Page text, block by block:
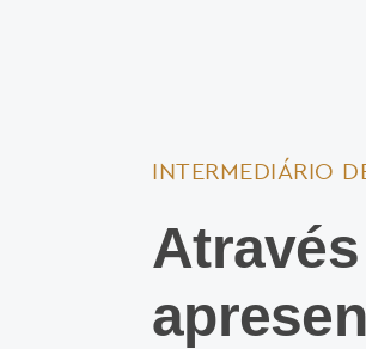
INTERMEDIÁRIO